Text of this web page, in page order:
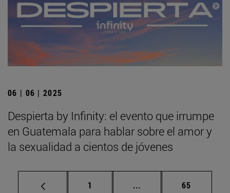
06 | 06 | 2025
Despierta by Infinity: el evento que irrumpe
en Guatemala para hablar sobre el amor y
la sexualidad a cientos de jóvenes
Página
1 ... Páginas intermedias
Página
65